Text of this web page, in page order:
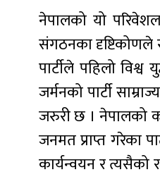
नेपालको यो
संगठनका दृष्टिकोणले
पार्टीले पहिलो
जर्मनको पार्टी
जरुरी छ । नेपालको
जनमत प्राप्त गरेका
कार्यन्वयन र त्यसैको